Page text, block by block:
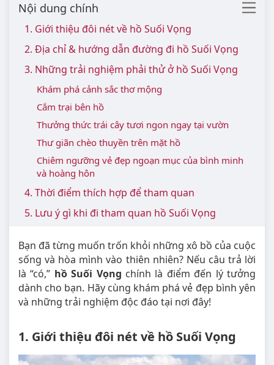
Nội dung chính
1. Giới thiệu đôi nét về hồ Suối Vọng
2. Địa chỉ & hướng dẫn đường đi hồ Suối Vọng
3. Những trải nghiệm phải thử ở hồ Suối Vọng
Khám phá cảnh sắc thơ mộng
Cắm trại bên hồ
Thưởng thức trái cây tươi ngon ngay tại vườn
Thư giãn chèo thuyền trên mặt hồ
Chiêm ngưỡng vẻ đẹp ngoạn mục của bình minh
và hoàng hôn
4. Thời điểm thích hợp để tham quan
5. Lưu ý gì khi đi tham quan hồ Suối Vọng
Bạn đã từng muốn trốn khỏi những xô bồ của cuộc
sống và hòa mình vào thiên nhiên? Nếu câu trả lời
là “có,” hồ Suối Vọng chính là điểm đến lý tưởng
dành cho bạn. Hãy cùng khám phá vẻ đẹp bình yên
và những trải nghiệm độc đáo tại nơi đây!
1. Giới thiệu đôi nét về hồ Suối Vọng